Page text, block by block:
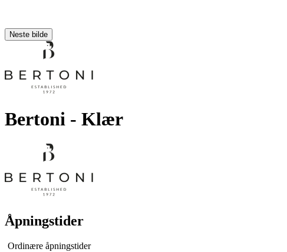
Neste bilde
Bertoni - Klær
Åpningstider
Ordinære åpningstider